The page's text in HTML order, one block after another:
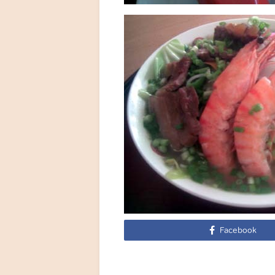
Facebook